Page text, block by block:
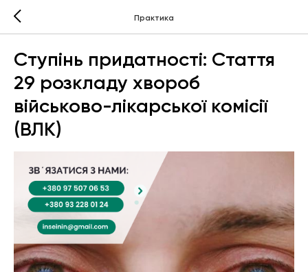
Практика
Ступінь придатності: Стаття
29 розкладу хвороб
військово-лікарської комісії
(ВЛК)